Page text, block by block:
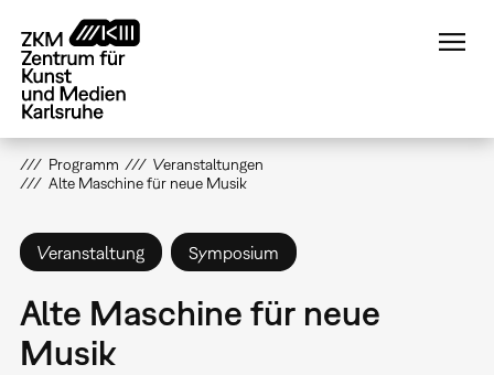
zum
Inhalt
Programm
Veranstaltungen
Alte Maschine für neue Musik
Veranstaltung Symposium
Alte Maschine für neue
Musik